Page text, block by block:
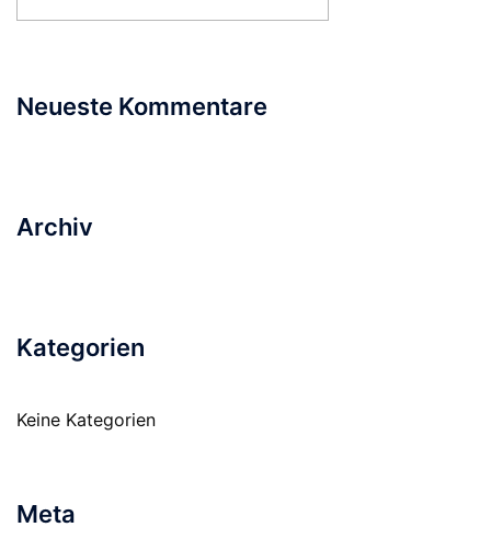
Neueste Kommentare
Archiv
Kategorien
Keine Kategorien
Meta